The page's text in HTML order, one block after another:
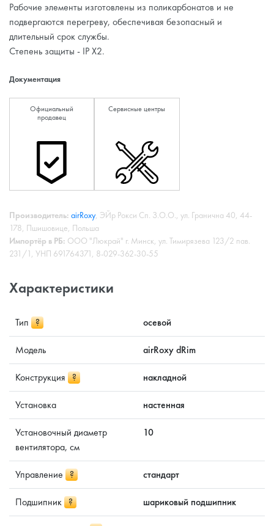
Рабочие элементы изготовлены из поликарбонатов и не
подвергаются перегреву, обеспечивая безопасный и
длительный срок службы.
Степень защиты - IP X2.
Документация
Официальный
продавец
Сервисные центры
Производитель: airRoxy, ЭЙр Рокси Сп. З.О.О., ул. Гранична 40, 44-
178, Пшишовице, Польша
Импортёр в РБ: ООО "Люкрай" г. Минск, ул. Тимирязева 123/2 пав.
231/1, УНП 691764371, 8-029-362-30-55
Характеристики
Тип ? осевой
Модель airRoxy dRim
Конструкция ? накладной
Установка настенная
Установочный диаметр
вентилятора, см
10
Управление ? стандарт
Подшипник ? шариковый подшипник